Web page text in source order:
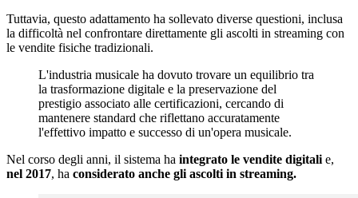
Tuttavia, questo adattamento ha sollevato diverse questioni, inclusa
la difficoltà nel confrontare direttamente gli ascolti in streaming con
le vendite fisiche tradizionali.
L'industria musicale ha dovuto trovare un equilibrio tra
la trasformazione digitale e la preservazione del
prestigio associato alle certificazioni, cercando di
mantenere standard che riflettano accuratamente
l'effettivo impatto e successo di un'opera musicale.
Nel corso degli anni, il sistema ha integrato le vendite digitali e,
nel 2017, ha considerato anche gli ascolti in streaming.